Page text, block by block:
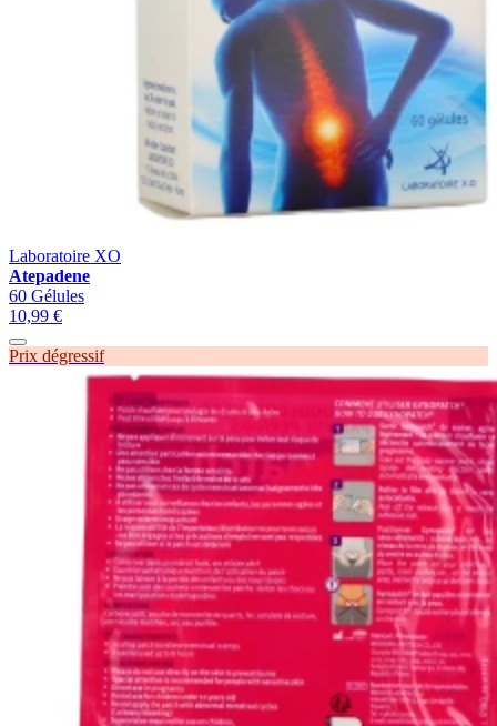
Laboratoire XO
Atepadene
60 Gélules
10,99 €
Prix dégressif